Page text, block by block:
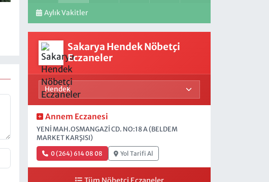
Aylık Vakitler
Sakarya Hendek Nöbetçi
Eczaneler
Annem Eczanesi
YENİ MAH.OSMANGAZİ CD. NO:18 A (BELDEM
MARKET KARŞISI)
0 (264) 614 08 08 Yol Tarifi Al